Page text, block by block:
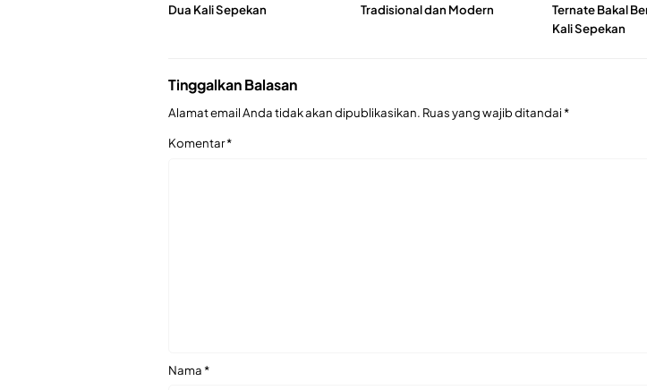
Dua Kali Sepekan
Tradisional dan Modern
Ternate Bakal
Kali Sepekan
Tinggalkan Balasan
Alamat email Anda tidak akan dipublikasikan. Ruas yang wajib ditandai*
Komentar*
Nama*